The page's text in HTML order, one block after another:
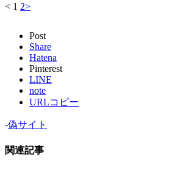
< 1 2>
Post
Share
Hatena
Pinterest
LINE
note
URLコピー
-偽サイト
関連記事